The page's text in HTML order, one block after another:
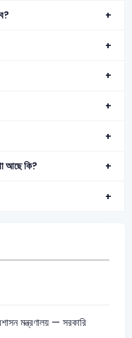
আছে কি?
মন্ত্রণালয় — সরকারি